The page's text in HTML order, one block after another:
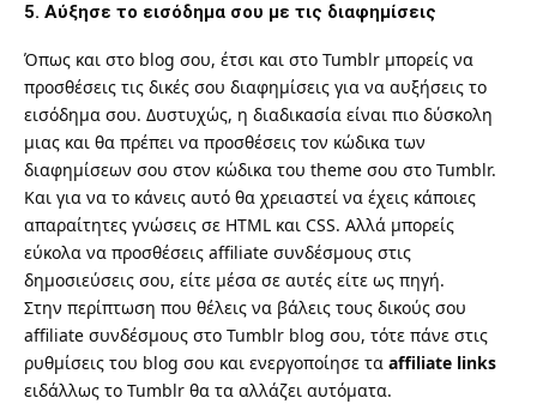
5. Αύξησε το εισόδημα σου με τις διαφημίσεις
Όπως και στο blog σου, έτσι και στο Tumblr μπορείς να
προσθέσεις τις δικές σου διαφημίσεις για να αυξήσεις το
εισόδημα σου. Δυστυχώς, η διαδικασία είναι πιο δύσκολη
μιας και θα πρέπει να προσθέσεις τον κώδικα των
διαφημίσεων σου στον κώδικα του theme σου στο Tumblr.
Και για να το κάνεις αυτό θα χρειαστεί να έχεις κάποιες
απαραίτητες γνώσεις σε HTML και CSS. Αλλά μπορείς
εύκολα να προσθέσεις affiliate συνδέσμους στις
δημοσιεύσεις σου, είτε μέσα σε αυτές είτε ως πηγή.
Στην περίπτωση που θέλεις να βάλεις τους δικούς σου
affiliate συνδέσμους στο Tumblr blog σου, τότε πάνε στις
ρυθμίσεις του blog σου και ενεργοποίησε τα affiliate links
ειδάλλως το Tumblr θα τα αλλάζει αυτόματα.